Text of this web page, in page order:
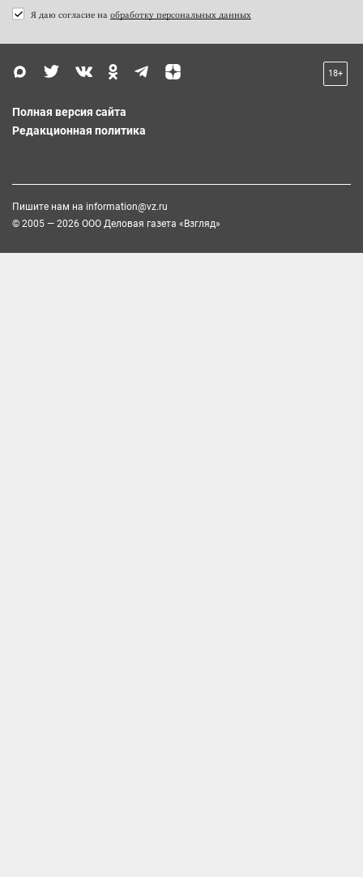
Я даю согласие на обработку персональных данных
18+
Полная версия сайта
Редакционная политика
Пишите нам на information@vz.ru
© 2005 — 2026 ООО Деловая газета «Взгляд»